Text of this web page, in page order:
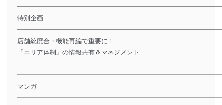
特別企画
店舗統廃合・機能再編で重要に！
「エリア体制」の情報共有＆マネジメント
マンガ